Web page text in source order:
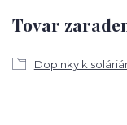
Tovar
Doplnky k